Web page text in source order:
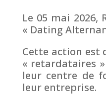
Le 05 mai 2026,
« Dating
Cette action est
« retardataires
leur centre de
leur entreprise.